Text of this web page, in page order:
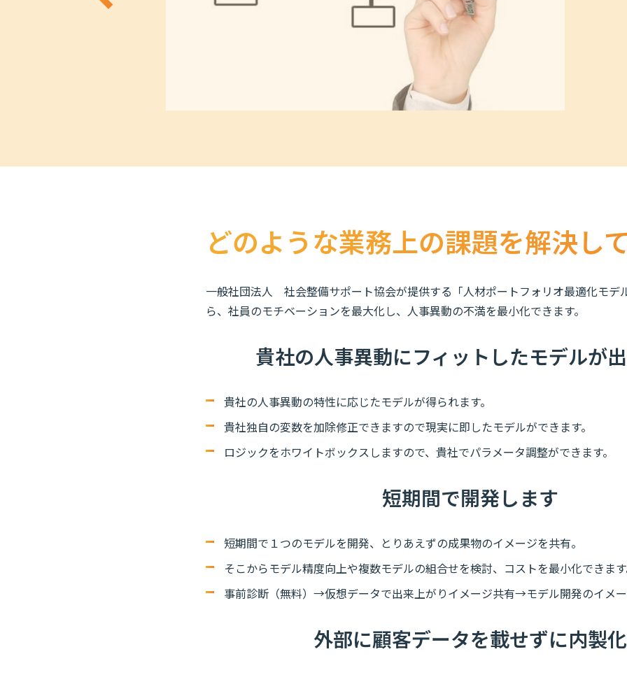
どのような業務上の課題を解決し
一般社団法人 社会整備サポート協会が提供する「人材ポートフォリオ最適化モデ
ら、社員のモチベーションを最大化し、人事異動の不満を最小化できます。
貴社の人事異動にフィットしたモデルが
貴社の人事異動の特性に応じたモデルが得られます。
貴社独自の変数を加除修正できますので現実に即したモデルができます。
ロジックをホワイトボックスしますので、貴社でパラメータ調整ができます。
短期間で開発します
短期間で１つのモデルを開発、とりあえずの成果物のイメージを共有。
そこからモデル精度向上や複数モデルの組合せを検討、コストを最小化できま
事前診断（無料）→仮想データで出来上がりイメージ共有→モデル開発のイメ
外部に顧客データを載せずに内製化